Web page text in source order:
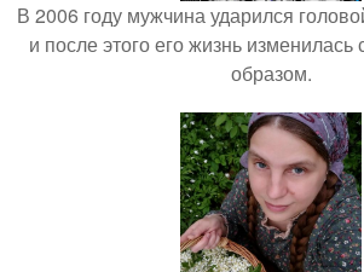
В 2006 году мужчина ударился
и после этого его жизнь
образом.